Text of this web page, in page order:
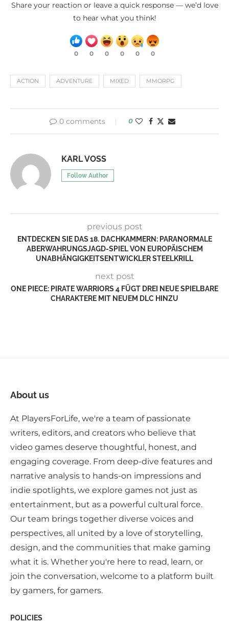
Share your reaction or leave a quick response — we’d love
to hear what you think!
0 0 0 0 0 0
ACTION ADVENTURE MIXED MMORPG
0 comments 0
KARL VOSS
Follow Author
previous post
ENTDECKEN SIE DAS 18. DACHKAMMERN: PARANORMALE
ABERWAHRUNGSJAGD-SPIEL VON EUROPÄISCHEM
UNABHÄNGIGKEITSENTWICKLER STEELKRILL
next post
ONE PIECE: PIRATE WARRIORS 4 FÜGT DREI NEUE SPIELBARE
CHARAKTERE MIT NEUEM DLC HINZU
About us
At PlayersForLife, we're a team of passionate
writers, editors, and creators who believe that
video games deserve thoughtful, honest, and
engaging coverage. From deep-dive features and
narrative analysis to hands-on impressions and
indie spotlights, we explore games not just as
entertainment, but as a powerful cultural force.
Our team brings together diverse voices and
perspectives, all united by a love of storytelling,
design, and the communities that make gaming
what it is. Whether you're here to read, learn, or
join the conversation, welcome to a platform built
by gamers, for gamers.
POLICIES